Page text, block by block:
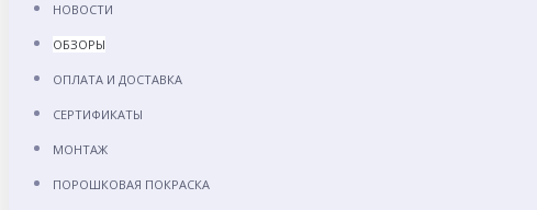
НОВОСТИ
ОБЗОРЫ
ОПЛАТА И ДОСТАВКА
СЕРТИФИКАТЫ
МОНТАЖ
ПОРОШКОВАЯ ПОКРАСКА